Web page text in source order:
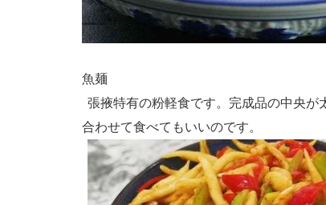
魚麺
張掖特有の粉軽食です。完成品の中央
合わせて食べてもいいのです。